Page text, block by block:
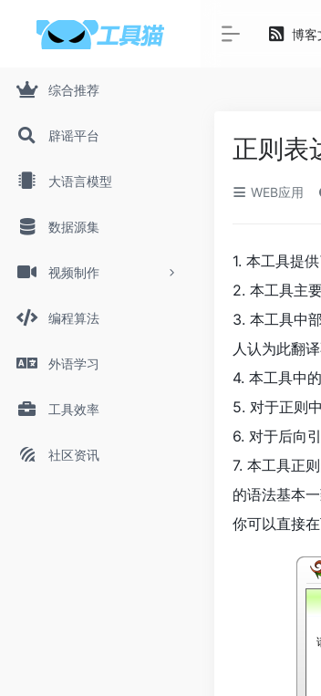
综合推荐
辟谣平台
大语言模型
数据源集
视频制作
编程算法
外语学习
工具效率
社区资讯
博客
正则表
WEB应用
1. 本工具提
2. 本工具主
3. 本工具中
人认为此翻
4. 本工具中
5. 对于正则
6. 对于后向
7. 本工具正
的语法基本
你可以直接